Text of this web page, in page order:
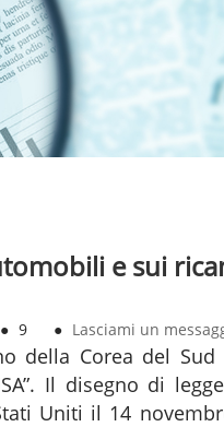
e sui
● 9 ● Lasciami un
Corea del Sud
Il disegno di
Uniti il ​​14